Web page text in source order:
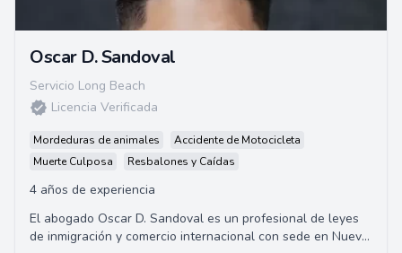
Oscar D. Sandoval
Servicio Long Beach
Licencia Verificada
Mordeduras de animales
Accidente de Motocicleta
Muerte Culposa
Resbalones y Caídas
4 años de experiencia
El abogado Oscar D. Sandoval es un profesional de leyes
de inmigración y comercio internacional con sede en Nueva